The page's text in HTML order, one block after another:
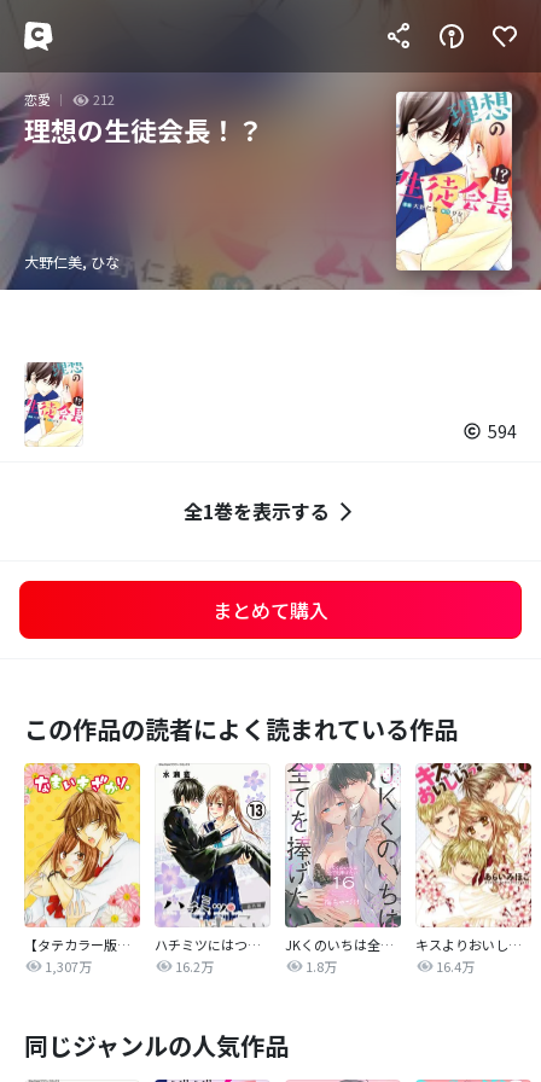
恋愛 212
理想の生徒会長！？
大野仁美, ひな
594
全1巻を表示する
まとめて購入
この作品の読者によく読まれている作品
【タテカラー版】なまいきざかり。
1,307万
ハチミツにはつこい
16.2万
JKくのいちは全てを捧げたい
1.8万
キスよりおいしいっ！
16.4万
同じジャンルの人気作品